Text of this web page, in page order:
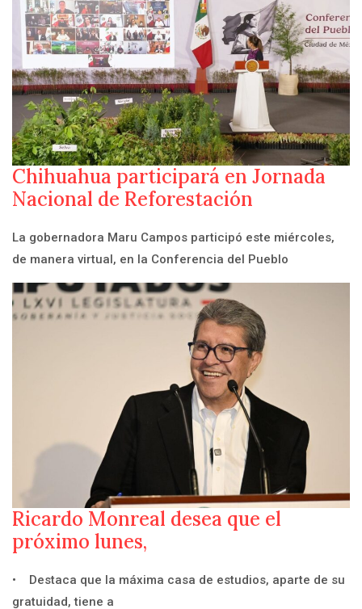
Chihuahua participará en Jornada
Nacional de Reforestación
La gobernadora Maru Campos participó este miércoles,
de manera virtual, en la Conferencia del Pueblo
Ricardo Monreal desea que el
próximo lunes,
• Destaca que la máxima casa de estudios, aparte de su
gratuidad, tiene a